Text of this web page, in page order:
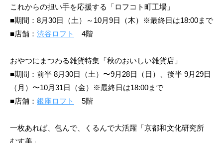
これからの担い手を応援する「ロフコト町工場」
■期間：8月30日（土）～10月9日（木）※最終日は18:00まで
■店舗： 渋谷ロフト 4階
おやつにまつわる雑貨特集「秋のおいしい雑貨店」
■期間：前半 8月30日（土）〜9月28日（日）、後半 9月29日
（月）〜10月31日（金）※最終日は18:00まで
■店舗： 銀座ロフト 5階
一枚あれば、包んで、くるんで大活躍「京都和文化研究所